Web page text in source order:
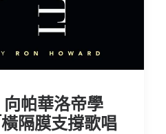
向帕華洛帝學
隔膜支撐歌唱